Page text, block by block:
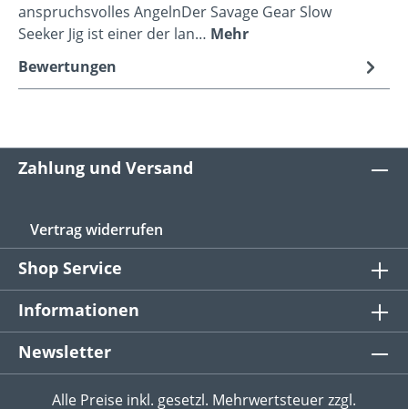
anspruchsvolles AngelnDer Savage Gear Slow
Seeker Jig ist einer der lan… Mehr
Bewertungen
Zahlung und Versand
Vertrag widerrufen
Shop Service
Informationen
Newsletter
Alle Preise inkl. gesetzl. Mehrwertsteuer zzgl.